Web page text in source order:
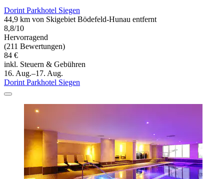
Dorint Parkhotel Siegen
44,9 km von Skigebiet Bödefeld-Hunau entfernt
8,8/10
Hervorragend
(211 Bewertungen)
84 €
inkl. Steuern & Gebühren
16. Aug.–17. Aug.
Dorint Parkhotel Siegen